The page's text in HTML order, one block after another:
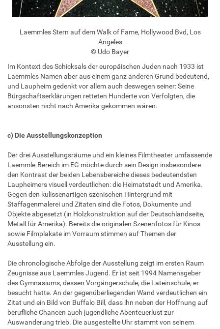
Laemmles Stern auf dem Walk of Fame, Hollywood Bvd, Los
Angeles
© Udo Bayer
Im Kontext des Schicksals der europäischen Juden nach 1933 ist
Laemmles Namen aber aus einem ganz anderen Grund bedeutend,
und Laupheim gedenkt vor allem auch deswegen seiner: Seine
Bürgschaftserklärungen retteten Hunderte von Verfolgten, die
ansonsten nicht nach Amerika gekommen wären.
c) Die Ausstellungskonzeption
Der drei Ausstellungsräume und ein kleines Filmtheater umfassende
Laemmle-Bereich im EG möchte durch sein Design insbesondere
den Kontrast der beiden Lebensbereiche dieses bedeutendsten
Laupheimers visuell verdeutlichen: die Heimatstadt und Amerika.
Gegen den kulissenartigen szenischen Hintergrund mit
Staffagenmalerei und Zitaten sind die Fotos, Dokumente und
Objekte abgesetzt (in Holzkonstruktion auf der Deutschlandseite,
Metall für Amerika). Bereits die originalen Szenenfotos für Kinos
sowie Filmplakate im Vorraum stimmen auf Themen der
Ausstellung ein.
Die chronologische Abfolge der Ausstellung zeigt im ersten Raum
Zeugnisse aus Laemmles Jugend. Er ist seit 1994 Namensgeber
des Gymnasiums, dessen Vorgängerschule, die Lateinschule, er
besucht hatte. An der gegenüberliegenden Wand verdeutlichen ein
Zitat und ein Bild von Buffalo Bill, dass ihn neben der Hoffnung auf
berufliche Chancen auch jugendliche Abenteuerlust zur
Auswanderung trieb. Die ausgestellte Uhr stammt von seinem